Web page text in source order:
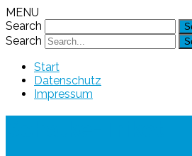
MENU
Search
Search
Start
Datenschutz
Impressum